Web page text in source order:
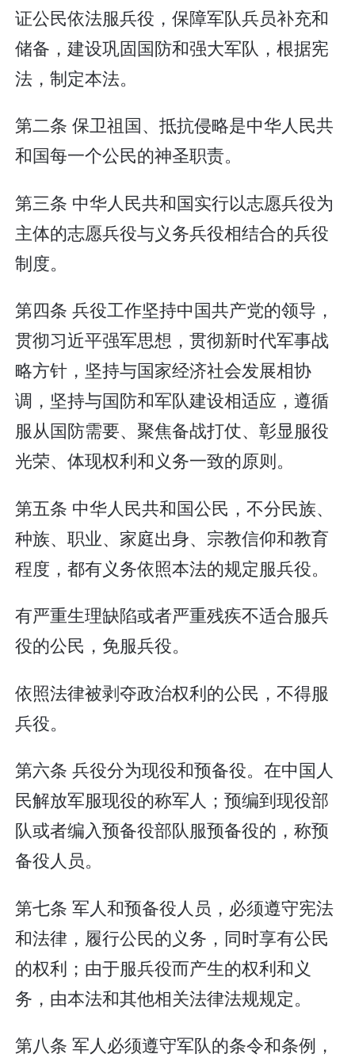
证公民依法服兵役，保障军队兵员补充和
储备，建设巩固国防和强大军队，根据宪
法，制定本法。
第二条 保卫祖国、抵抗侵略是中华人民共
和国每一个公民的神圣职责。
第三条 中华人民共和国实行以志愿兵役为
主体的志愿兵役与义务兵役相结合的兵役
制度。
第四条 兵役工作坚持中国共产党的领导，
贯彻习近平强军思想，贯彻新时代军事战
略方针，坚持与国家经济社会发展相协
调，坚持与国防和军队建设相适应，遵循
服从国防需要、聚焦备战打仗、彰显服役
光荣、体现权利和义务一致的原则。
第五条 中华人民共和国公民，不分民族、
种族、职业、家庭出身、宗教信仰和教育
程度，都有义务依照本法的规定服兵役。
有严重生理缺陷或者严重残疾不适合服兵
役的公民，免服兵役。
依照法律被剥夺政治权利的公民，不得服
兵役。
第六条 兵役分为现役和预备役。在中国人
民解放军服现役的称军人；预编到现役部
队或者编入预备役部队服预备役的，称预
备役人员。
第七条 军人和预备役人员，必须遵守宪法
和法律，履行公民的义务，同时享有公民
的权利；由于服兵役而产生的权利和义
务，由本法和其他相关法律法规规定。
第八条 军人必须遵守军队的条令和条例，